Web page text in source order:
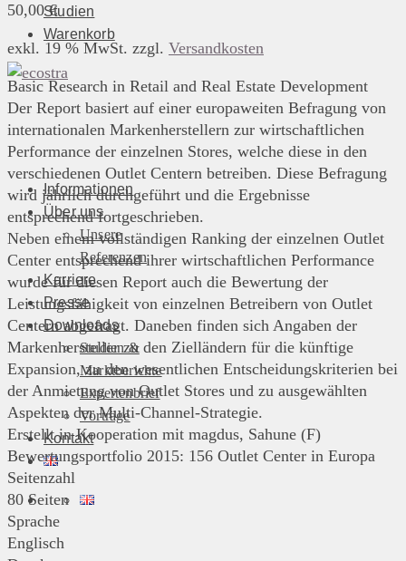
Studien
Warenkorb
Informationen
Über uns
Unsere
Referenzen
Karriere
Presse
Downloads
Studien &
Marktberichte
Expertenbrief
Vorträge
Kontakt
50,00€
exkl. 19 % MwSt. zzgl. Versandkosten
Basic Research in Retail and Real Estate Development
Der Report basiert auf einer europaweiten Befragung von
internationalen Markenherstellern zur wirtschaftlichen
Performance der einzelnen Stores, welche diese in den
verschiedenen Outlet Centern betreiben. Diese Befragung
wird jährlich durchgeführt und die Ergebnisse
entsprechend fortgeschrieben.
Neben einem vollständigen Ranking der einzelnen Outlet
Center entsprechend ihrer wirtschaftlichen Performance
wurde für diesen Report auch die Bewertung der
Leistungsfähigkeit von einzelnen Betreibern von Outlet
Centern abgefragt. Daneben finden sich Angaben der
Markenhersteller zu den Zielländern für die künftige
Expansion, zu den wesentlichen Entscheidungskriterien bei
der Anmietung von Outlet Stores und zu ausgewählten
Aspekten der Multi-Channel-Strategie.
Erstellt in Kooperation mit magdus, Sahune (F)
Bewertungsportfolio 2015: 156 Outlet Center in Europa
Seitenzahl
80 Seiten
Sprache
Englisch